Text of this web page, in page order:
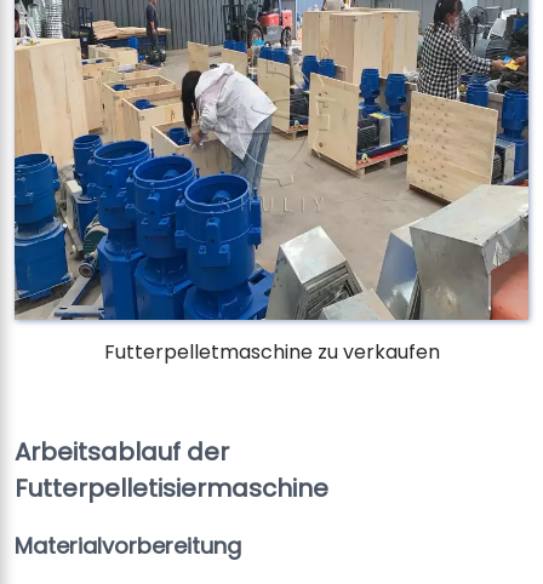
Futterpelletmaschine zu verkaufen
Arbeitsablauf der
Futterpelletisiermaschine
Materialvorbereitung